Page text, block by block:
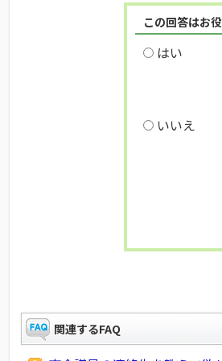
この回答はお
はい
いいえ
関連するFAQ